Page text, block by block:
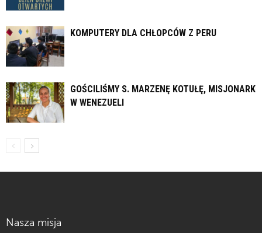
KOMPUTERY DLA CHŁOPCÓW Z PERU
GOŚCILIŚMY S. MARZENĘ KOTUŁĘ, MISJONARKĘ
W WENEZUELI
Nasza misja